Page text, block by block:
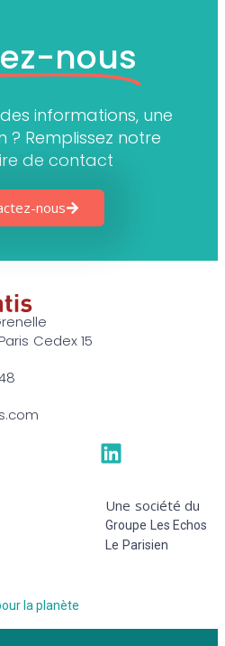
nous
informations, une
Remplissez notre
de contact
nous
Cedex 15
Une société du
Groupe Les Echos
Le Parisien
la planète